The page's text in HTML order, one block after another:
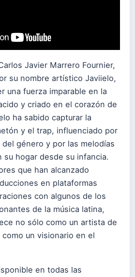
Javier Marrero Fournier,
su nombre artístico Javiielo,
una fuerza imparable en la
y criado en el corazón de
ha sabido capturar la
y el trap, influenciado por
género y por las melodías
su hogar desde su infancia.
que han alcanzado
en plataformas
con algunos de los
de la música latina,
no sólo como un artista de
un visionario en el
en todas las